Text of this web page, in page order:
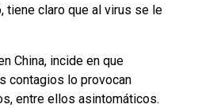
tiene claro que al virus se le
China, incide en que
contagios lo provocan
entre ellos asintomáticos.